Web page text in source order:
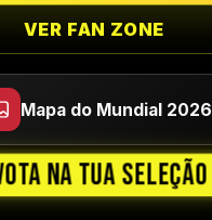
FECHAR
VER FAN ZONE
Mapa do Mundial 2026
NA TUA SELEÇÃO